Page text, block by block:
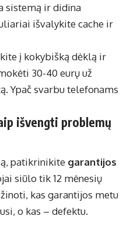
sistemą ir didina
išvalykite cache ir
į kokybišką dėklą ir
30-40 eurų už
Ypač svarbu telefonams
išvengti problemų
patikrinikite garantijos
siūlo tik 12 mėnesių
kas garantijos metu
o kas – defektu.